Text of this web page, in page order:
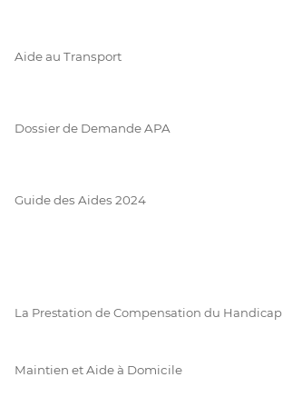
Aide au Transport
Dossier de Demande APA
Guide des Aides 2024
La Prestation de Compensation du Handicap
Maintien et Aide à Domicile